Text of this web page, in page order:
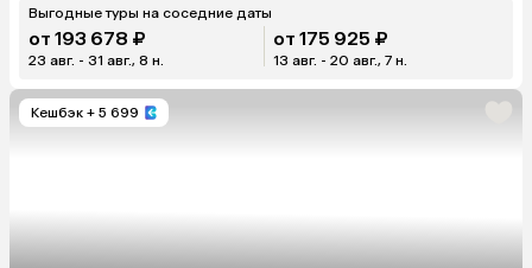
Выгодные туры на соседние даты
от 193 678 ₽
23 авг. - 31 авг., 8 н.
от 175 925 ₽
13 авг. - 20 авг., 7 н.
Кешбэк + 5 699